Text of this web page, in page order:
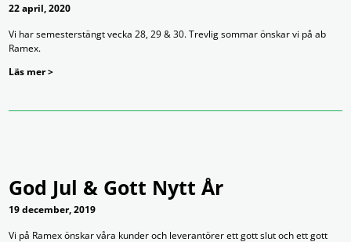
22 april, 2020
Vi har semesterstängt vecka 28, 29 & 30. Trevlig sommar önskar vi på ab
Ramex.
Läs mer >
God Jul & Gott Nytt År
19 december, 2019
Vi på Ramex önskar våra kunder och leverantörer ett gott slut och ett gott